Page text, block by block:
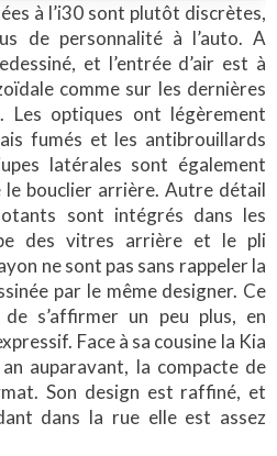
à l’i30 sont plutôt discrètes,
de personnalité à l’auto. A
et l’entrée d’air est à
comme sur les dernières
Les optiques ont légèrement
fumés et les antibrouillards
latérales sont également
bouclier arrière. Autre détail
sont intégrés dans les
des vitres arrière et le pli
ne sont pas sans rappeler la
par le même designer. Ce
s’affirmer un peu plus, en
Face à sa cousine la Kia
auparavant, la compacte de
Son design est raffiné, et
dans la rue elle est assez